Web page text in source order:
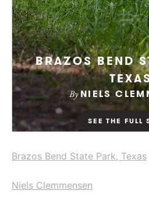
Brazos Bend State Park, Texas
Niels Clemmensen